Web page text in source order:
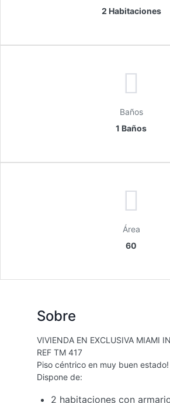
2 Habitaciones
Baños
1 Baños
Área
60
Sobre
VIVIENDA EN EXCLUSIVA MIAMI
REF TM 417
Piso céntrico en muy buen estado!
Dispone de:
2 habitaciones con